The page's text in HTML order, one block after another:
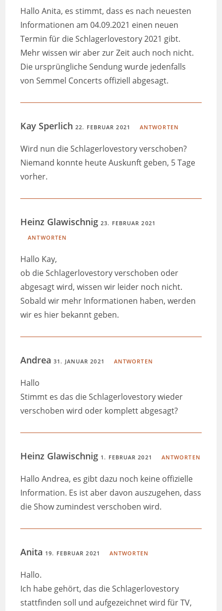
Hallo Anita, es stimmt, dass es nach neuesten
Informationen am 04.09.2021 einen neuen
Termin für die Schlagerlovestory 2021 gibt.
Mehr wissen wir aber zur Zeit auch noch nicht.
Die ursprüngliche Sendung wurde jedenfalls
von Semmel Concerts offiziell abgesagt.
Kay Sperlich22. FEBRUAR 2021 ANTWORTEN
Wird nun die Schlagerlovestory verschoben?
Niemand konnte heute Auskunft geben, 5 Tage
vorher.
Heinz Glawischnig23. FEBRUAR 2021
ANTWORTEN
Hallo Kay,
ob die Schlagerlovestory verschoben oder
abgesagt wird, wissen wir leider noch nicht.
Sobald wir mehr Informationen haben, werden
wir es hier bekannt geben.
Andrea31. JANUAR 2021 ANTWORTEN
Hallo
Stimmt es das die Schlagerlovestory wieder
verschoben wird oder komplett abgesagt?
Heinz Glawischnig 1. FEBRUAR 2021 ANTWORTEN
Hallo Andrea, es gibt dazu noch keine offizielle
Information. Es ist aber davon auszugehen, dass
die Show zumindest verschoben wird.
Anita 19. FEBRUAR 2021 ANTWORTEN
Hallo.
Ich habe gehört, das die Schlagerlovestory
stattfinden soll und aufgezeichnet wird für TV,